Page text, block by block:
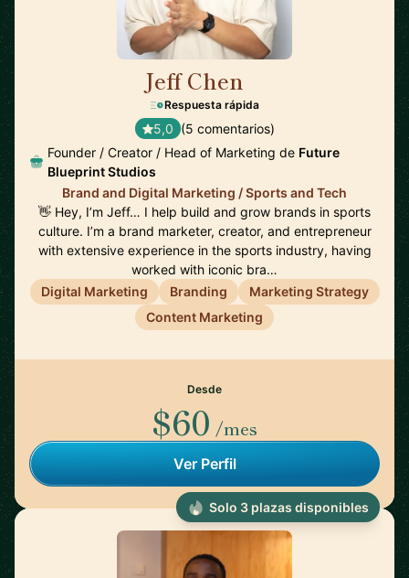
Jeff Chen
Respuesta rápida
5,0 (5 comentarios)
Founder / Creator / Head of Marketing de Future
Blueprint Studios
Brand and Digital Marketing / Sports and Tech
👋 Hey, I’m Jeff… I help build and grow brands in sports
culture. I’m a brand marketer, creator, and entrepreneur
with extensive experience in the sports industry, having
worked with iconic bra…
Digital Marketing
Branding
Marketing Strategy
Content Marketing
Desde
$60 /mes
Ver Perfil
Solo 3 plazas disponibles